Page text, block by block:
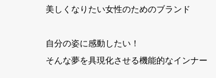
美しくなりたい女性のためのブランド
自分の姿に感動したい！
そんな夢を具現化させる機能的なインナー